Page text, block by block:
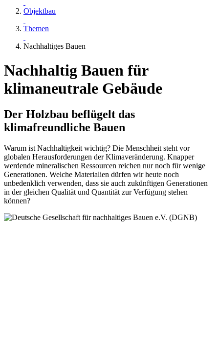
Objektbau
Themen
Nachhaltiges Bauen
Nachhaltig Bauen für
klimaneutrale Gebäude
Der Holzbau beflügelt das
klimafreundliche Bauen
Warum ist Nachhaltigkeit wichtig? Die Menschheit steht vor
globalen Herausforderungen der Klimaveränderung. Knapper
werdende mineralischen Ressourcen reichen nur noch für wenige
Generationen. Welche Materialien dürfen wir heute noch
unbedenklich verwenden, dass sie auch zukünftigen Generationen
in der gleichen Qualität und Quantität zur Verfügung stehen
können?